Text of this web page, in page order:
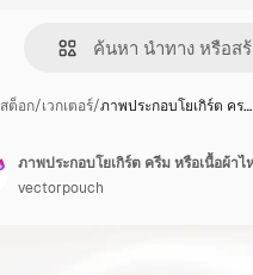
สต็อก/เวกเตอร์/ภาพประกอบโยเกิร์ต คร…
vectorpouch